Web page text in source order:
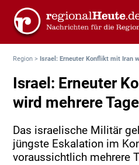
Region >Israel: Erneuter Konflikt mit Iran
Israel: Erneuter
wird mehrere
Das israelische Militär
jüngste Eskalation im
voraussichtlich mehrere